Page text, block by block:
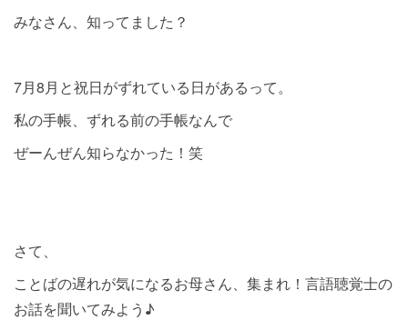
みなさん、知ってました？
7月8月と祝日がずれている日があるって。
私の手帳、ずれる前の手帳なんで
ぜーんぜん知らなかった！笑
さて、
ことばの遅れが気になるお母さん、集まれ！言語聴覚士の
お話を聞いてみよう♪